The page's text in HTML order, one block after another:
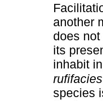
another
does
its
inhabit
rufifacies
species